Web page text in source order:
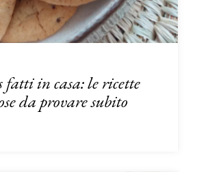
fatti in casa: le ricette
da provare subito